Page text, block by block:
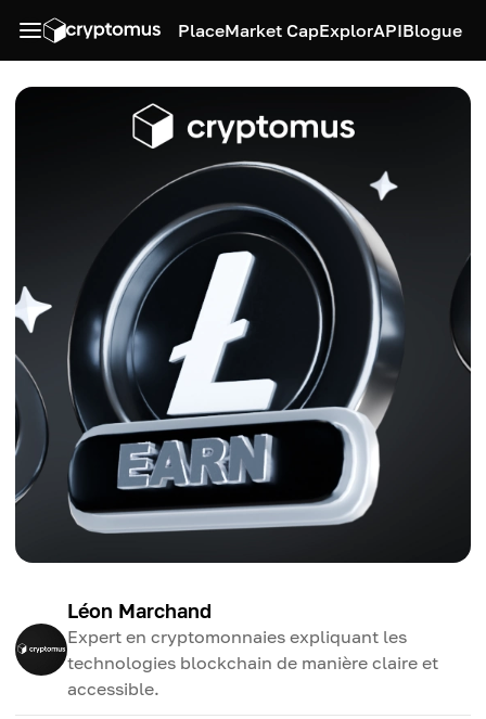
PlaceMarket CapExplorAPIBlogue
Léon Marchand
Expert en cryptomonnaies expliquant les
technologies blockchain de manière claire et
accessible.